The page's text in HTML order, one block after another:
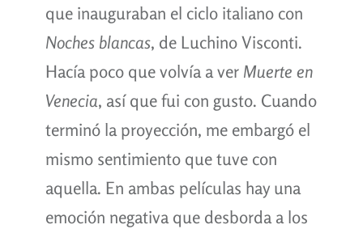
que inauguraban el ciclo italiano con
Noches blancas, de Luchino Visconti.
Hacía poco que volvía a ver Muerte en
Venecia, así que fui con gusto. Cuando
terminó la proyección, me embargó el
mismo sentimiento que tuve con
aquella. En ambas películas hay una
emoción negativa que desborda a los